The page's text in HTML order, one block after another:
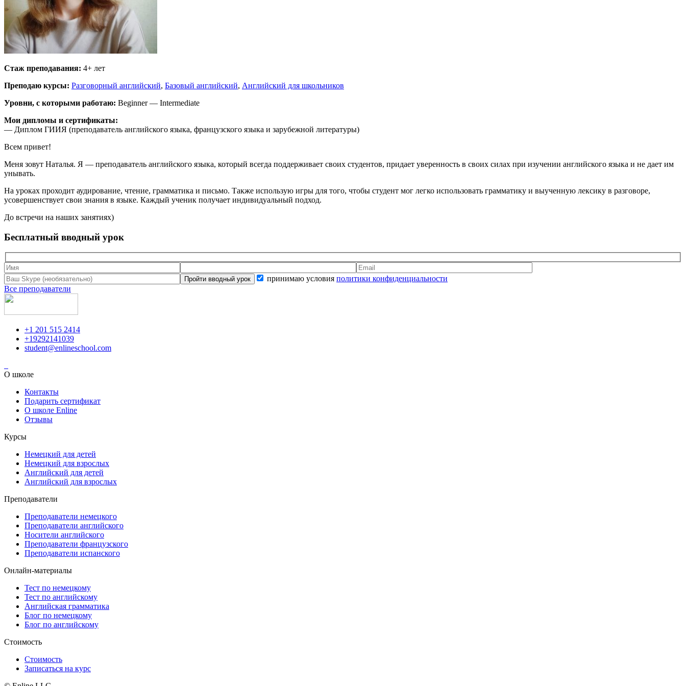
Стаж преподавания: 4+ лет
Преподаю курсы: Разговорный английский, Базовый английский, Английский для школьников
Уровни, с которыми работаю: Beginner — Intermediate
Мои дипломы и сертификаты:
— Диплом ГИИЯ (преподаватель английского языка, французского языка и зарубежной литературы)
Всем привет!
Меня зовут Наталья. Я — преподаватель английского языка, который всегда поддерживает своих студентов, придает уверенность в своих силах при изучении английского языка и не дает им
унывать.
На уроках проходит аудирование, чтение, грамматика и письмо. Также использую игры для того, чтобы студент мог легко использовать грамматику и выученную лексику в разговоре,
усовершенствует свои знания в языке. Каждый ученик получает индивидуальный подход.
До встречи на наших занятиях)
Бесплатный вводный урок
принимаю условия политики конфиденциальности
Все преподаватели
+1 201 515 2414
+19292141039
student@enlineschool.com
О школе
Контакты
Подарить сертификат
О школе Enline
Отзывы
Курсы
Немецкий для детей
Немецкий для взрослых
Английский для детей
Английский для взрослых
Преподаватели
Преподаватели немецкого
Преподаватели английского
Носители английского
Преподаватели французского
Преподаватели испанского
Онлайн-материалы
Тест по немецкому
Тест по английскому
Английская грамматика
Блог по немецкому
Блог по английскому
Стоимость
Стоимость
Записаться на курс